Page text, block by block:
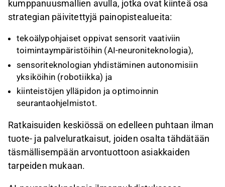
kumppanuusmallien avulla, jotka ovat kiinteä osa
strategian päivitettyjä painopistealueita:
tekoälypohjaiset oppivat sensorit vaativiin
toimintaympäristöihin (AI-neuroniteknologia),
sensoriteknologian yhdistäminen autonomisiin
yksiköihin (robotiikka) ja
kiinteistöjen ylläpidon ja optimoinnin
seurantaohjelmistot.
Ratkaisuiden keskiössä on edelleen puhtaan ilman
tuote- ja palveluratkaisut, joiden osalta tähdätään
täsmällisempään arvontuottoon asiakkaiden
tarpeiden mukaan.